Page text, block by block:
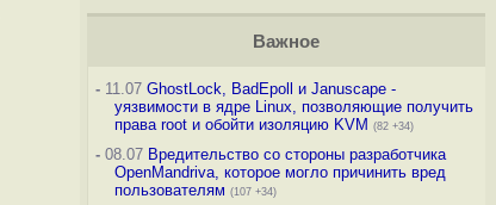
Важное
-11.07 GhostLock, BadEpoll и Januscape -
уязвимости в ядре Linux, позволяющие получить
права root и обойти изоляцию KVM (82 +34)
-08.07 Вредительство со стороны разработчика
OpenMandriva, которое могло причинить вред
пользователям (107 +34)